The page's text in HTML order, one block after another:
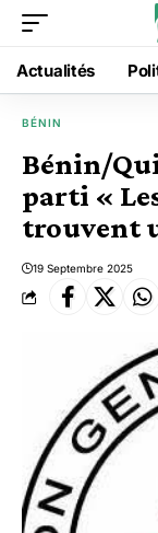
Actualités
BÉNIN
Bénin/
parti «
trouvent
19 Septembre 2025